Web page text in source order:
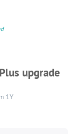
upgrade
1Y